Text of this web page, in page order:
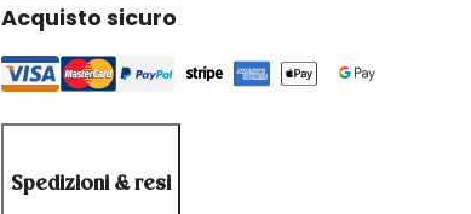
Acquisto sicuro
Spedizioni & resi